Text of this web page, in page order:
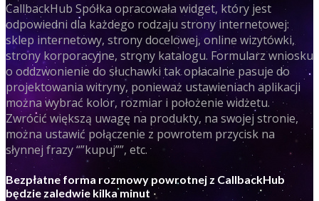
CallbackHub Spółka opracowała widget, który jest
odpowiedni dla każdego rodzaju strony internetowej:
sklep internetowy, strony docelowej, online wizytówki,
strony korporacyjne, strony katalogu. Formularz wniosku
o oddzwonienie do słuchawki tak opłacalne pasuje do
projektowania witryny, ponieważ ustawieniach aplikacji
można wybrać kolor, rozmiar i położenie widżetu.
Zwrócić większą uwagę na produkty, na swojej stronie,
można ustawić połączenie z powrotem przycisk na
słynnej frazy “”kupuj””, etc.
Bezpłatne forma rozmowy powrotnej z CallbackHub
będzie zaledwie kilka minut